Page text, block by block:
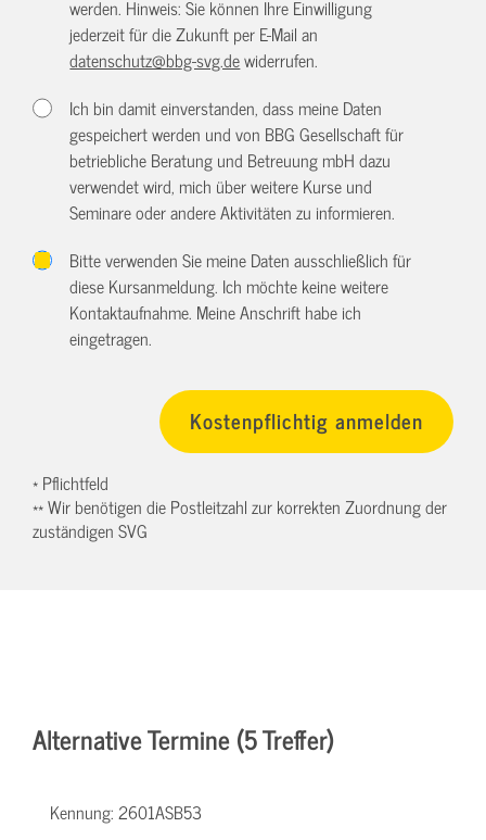
werden. Hinweis: Sie können Ihre Einwilligung
jederzeit für die Zukunft per E-Mail an
datenschutz@bbg-svg.dewiderrufen.
Ich bin damit einverstanden, dass meine Daten
gespeichert werden und von BBG Gesellschaft für
betriebliche Beratung und Betreuung mbH dazu
verwendet wird, mich über weitere Kurse und
Seminare oder andere Aktivitäten zu informieren.
Bitte verwenden Sie meine Daten ausschließlich für
diese Kursanmeldung. Ich möchte keine weitere
Kontaktaufnahme. Meine Anschrift habe ich
eingetragen.
* Pflichtfeld
** Wir benötigen die Postleitzahl zur korrekten Zuordnung der
zuständigen SVG
Alternative Termine (5 Treffer)
Kennung:2601ASB53